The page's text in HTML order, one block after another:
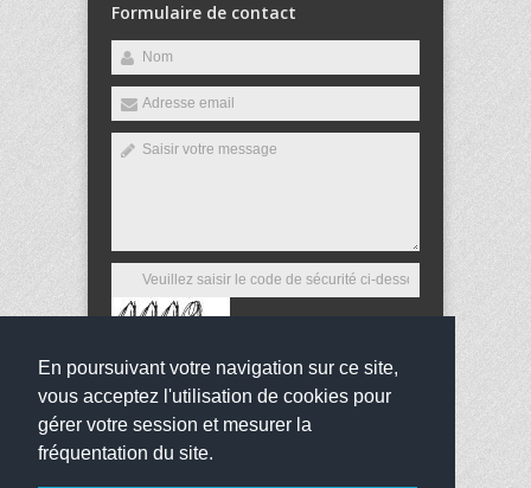
En poursuivant votre navigation sur ce site,
vous acceptez l'utilisation de cookies pour
gérer votre session et mesurer la
fréquentation du site.
Formulaire de contact
Envoyer